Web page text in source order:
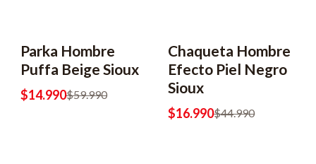
-75% OFF
Parka Hombre
Puffa Beige Sioux
$14.990$59.990
-62% OFF
Chaqueta Hombre
Efecto Piel Negro
Sioux
$16.990$44.990